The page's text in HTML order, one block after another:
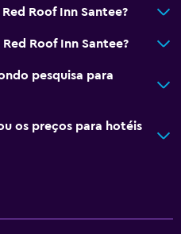
chão
(lanches)
Roof Inn Santee?
Roof Inn Santee?
pesquisa para
os preços para hotéis